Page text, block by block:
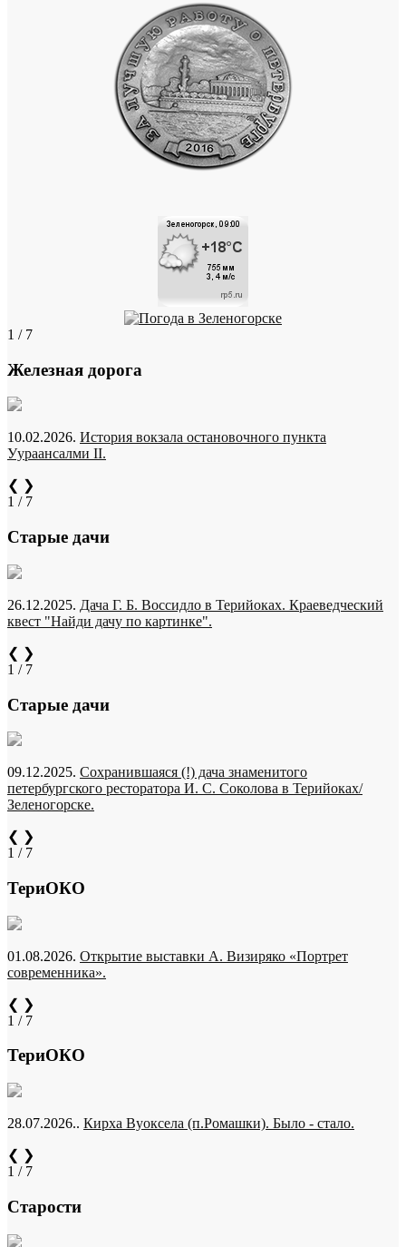
1 / 7
Железная дорога
10.02.2026. История вокзала остановочного пункта
Уураансалми II.
❮ ❯
1 / 7
Старые дачи
26.12.2025. Дача Г. Б. Воссидло в Терийоках. Краеведческий
квест "Найди дачу по картинке".
❮ ❯
1 / 7
Старые дачи
09.12.2025. Сохранившаяся (!) дача знаменитого
петербургского ресторатора И. С. Соколова в Терийоках/
Зеленогорске.
❮ ❯
1 / 7
ТериОКО
01.08.2026. Открытие выставки А. Визиряко «Портрет
современника».
❮ ❯
1 / 7
ТериОКО
28.07.2026.. Кирха Вуоксела (п.Ромашки). Было - стало.
❮ ❯
1 / 7
Старости